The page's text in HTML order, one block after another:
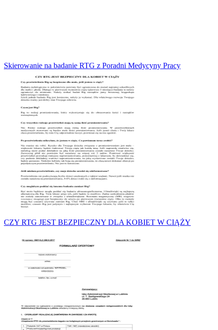
Skierowanie na badanie RTG z Poradni Medycyny Pracy
CZY RTG JEST BEZPIECZNY DLA KOBIET W CIĄŻY